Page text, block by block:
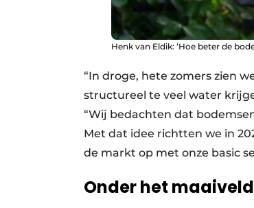
Henk van Eldik: ‘Hoe beter de
“In droge, hete zomers zien
structureel te veel water
“Wij bedachten dat
Met dat idee richtten we in
de markt op met onze basic
Onder het maaiveld